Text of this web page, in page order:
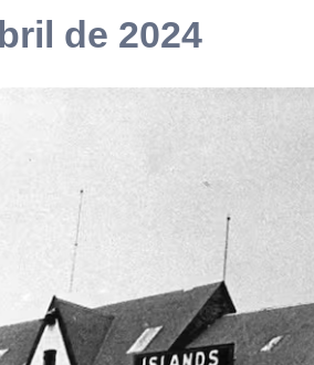
de 2024